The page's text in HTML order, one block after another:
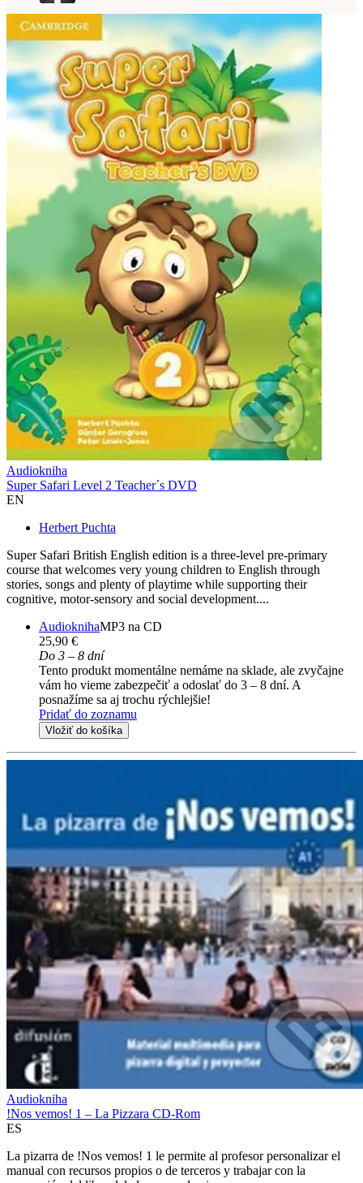
Audiokniha
Super Safari Level 2 Teacher´s DVD
EN
Herbert Puchta
Super Safari British English edition is a three-level pre-primary
course that welcomes very young children to English through
stories, songs and plenty of playtime while supporting their
cognitive, motor-sensory and social development....
AudioknihaMP3 na CD
25,90 €
Do 3 – 8 dní
Tento produkt momentálne nemáme na sklade, ale zvyčajne
vám ho vieme zabezpečiť a odoslať do 3 – 8 dní. A
posnažíme sa aj trochu rýchlejšie!
Pridať do zoznamu
Vložiť do košíka
Audiokniha
!Nos vemos! 1 – La Pizzara CD-Rom
ES
La pizarra de !Nos vemos! 1 le permite al profesor personalizar el
manual con recursos propios o de terceros y trabajar con la